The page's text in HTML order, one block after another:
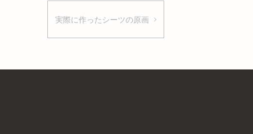
実際に作ったシーツの原画